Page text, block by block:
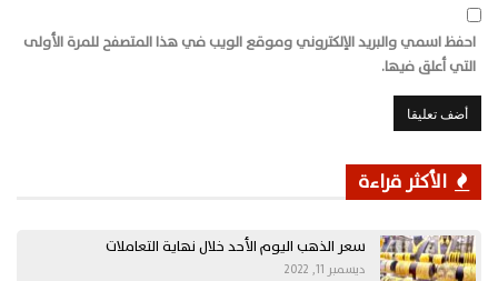
احفظ اسمي والبريد الإلكتروني وموقع الويب في هذا المتصفح للمرة الأولى
التي أعلق فيها.
الأكثر قراءة
سعر الذهب اليوم الأحد خلال نهاية التعاملات
ديسمبر 11, 2022